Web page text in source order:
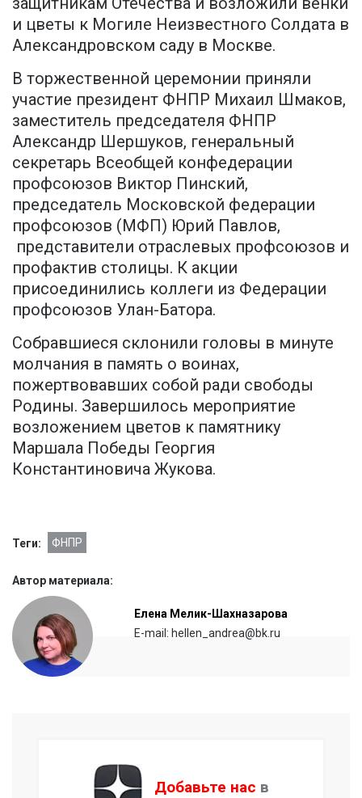
и цветы к Могиле Неизвестного Солдата в
Александровском саду в Москве.
В торжественной церемонии приняли
участие президент ФНПР Михаил Шмаков,
заместитель председателя ФНПР
Александр Шершуков, генеральный
секретарь Всеобщей конфедерации
профсоюзов Виктор Пинский,
председатель Московской федерации
профсоюзов (МФП) Юрий Павлов,
представители отраслевых профсоюзов и
профактив столицы. К акции
присоединились коллеги из Федерации
профсоюзов Улан-Батора.
Собравшиеся склонили головы в минуте
молчания в память о воинах,
пожертвовавших собой ради свободы
Родины. Завершилось мероприятие
возложением цветов к памятнику
Маршала Победы Георгия
Константиновича Жукова.
Теги: ФНПР
Автор материала:
Елена Мелик-Шахназарова
E-mail: hellen_andrea@bk.ru
Добавьте нас в